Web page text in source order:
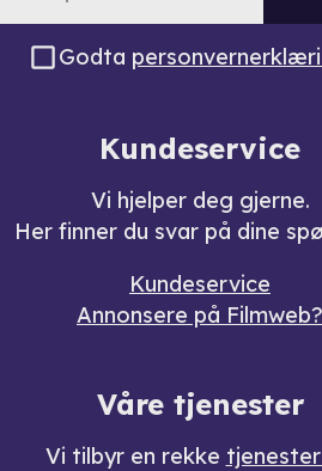
Godta
Kundeservice
Vi hjelper deg gjerne.
Her finner du svar på dine
Kundeservice
Annonsere på Filmweb?
Våre tjenester
Vi tilbyr en rekke